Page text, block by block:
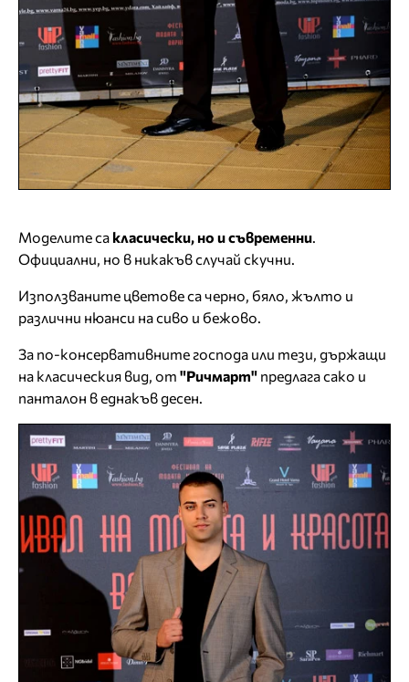
Моделите са класически, но и съвременни.
Официални, но в никакъв случай скучни.
Използваните цветове са черно, бяло, жълто и
различни нюанси на сиво и бежово.
За по-консервативните господа или тези, държащи
на класическия вид, от "Ричмарт" предлага сако и
панталон в еднакъв десен.